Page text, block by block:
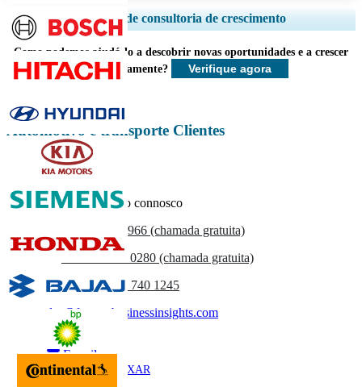
Ampliar a cobertura regional e por país, Análise de segmentos, Perfis de
empresas, Benchmarking competitivo, e insights sobre o usuário final.
Personalizar agora
Serviços de consultoria de crescimento
Como podemos ajudá-lo a descobrir novas oportunidades e a crescer
mais rapidamente?
Verifique agora
Automotivo e transporte Clientes
Entre em contacto connosco
+1 833 909 2966 (chamada gratuita)
+44 808 502 0280 (chamada gratuita)
(APAC) +91 744 740 1245
sales@fortunebusinessinsights.com
Chamado
E-mail
BAIXAR